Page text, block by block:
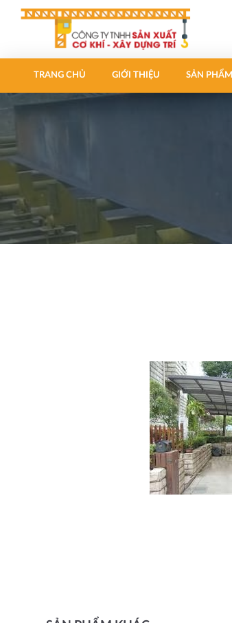
TRANG CHỦ GIỚI THIỆU SẢN PHẨM